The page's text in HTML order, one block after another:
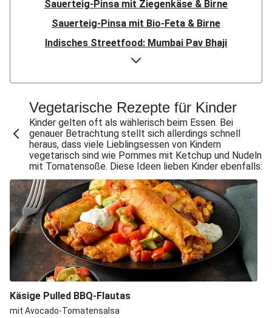
Sauerteig-Pinsa mit Ziegenkäse & Birne
Sauerteig-Pinsa mit Bio-Feta & Birne
Indisches Streetfood: Mumbai Pav Bhaji
Flauipauis Zucchini-Puffer mit Hexkräutern
Nord-Indischer Palak Paneer in spicy Spinatcurry
Bowl & doppelt veganen Sweet-Chili-Filetstücken
Doppelte vegane Beyond Meat Frikadelle
Buttrige Filetstücke mit Kormapaste
Spinat-Brezenknödel mit Rahmschwammerln
Perlencouscous-Minestrone mit Kichererbsen
Chana Masala mit Kichererbsen und Babyspinat
Scharfe Linsensuppe mit Bio-Feta und veganen
Filetstücken
Scharfe Marokkanische Linsensuppe mit Bio-Feta
Vegane Beyond Meat Frikadelle mit Zwiebelsoße
Spätzle in Camembert-Creme-Soße
Bio-Halloumi auf Bohnenstampf
Vegetarische Rezepte für Kinder
Kinder gelten oft als wählerisch beim Essen. Bei
genauer Betrachtung stellt sich allerdings schnell
heraus, dass viele Lieblingsessen von Kindern
vegetarisch sind wie Pommes mit Ketchup und Nudeln
mit Tomatensoße. Diese Ideen lieben Kinder ebenfalls:
Käsige Pulled BBQ-Flautas
mit Avocado-Tomatensalsa